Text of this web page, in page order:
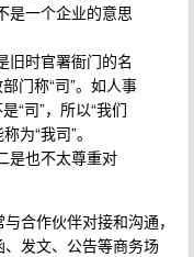
是一个企业的意思
旧时官署衙门的名
门称“司”。如人事
“司”，所以“我们
为“我司”。
是也不太尊重对
合作伙伴对接和沟通，
发文、公告等商务场